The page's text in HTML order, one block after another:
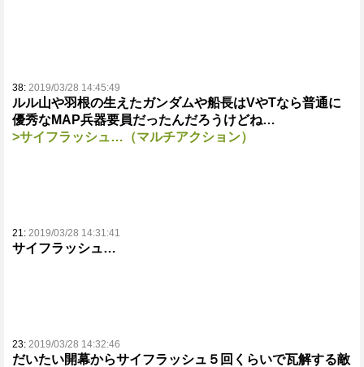
38: 2019/03/28 14:45:49
ルル山や羽根の生えたガンダムや船長はVやTなら普通に
優秀なMAP兵器要員だったんだろうけどね…
>サイフラッシュ…（マルチアクション）
21: 2019/03/28 14:31:41
サイフラッシュ…
23: 2019/03/28 14:32:46
だいたい開幕からサイフラッシュ５回くらいで瓦解する敵